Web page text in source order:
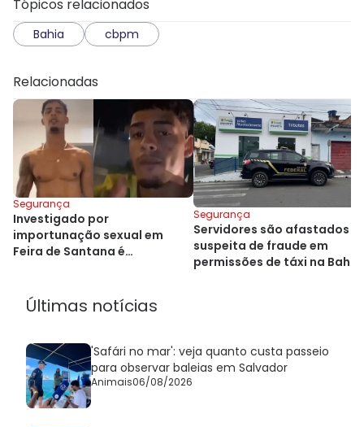
Tópicos relacionados
Bahia cbpm
Relacionadas
Segurança
Investigado por
importunação sexual em
Feira de Santana é
Segurança
Servidores são afastados
suspeita de fraude em
permissões de táxi na Bahia
Últimas notícias
'Safári no mar': veja quanto custa passeio
para observar baleias em Salvador
Animais06/08/2026